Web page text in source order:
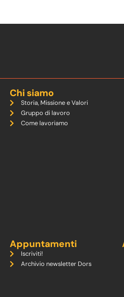
Chi siamo
Storia, Missione e Valori
Gruppo di lavoro
Come lavoriamo
Appuntamenti
Iscriviti!
Archivio newsletter Dors